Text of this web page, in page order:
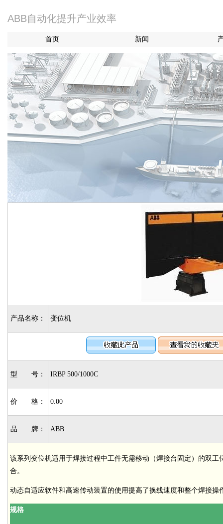
ABB自动化提升产业效率
首页 新闻
产品名称： 变位机
型 号： IRBP 500/1000C
价 格： 0.00
品 牌： ABB
该系列变位机适用于焊接过程中工件无需移动（焊接台固定）的双
合。
动态自适应软件和高速传动装置的使用提高了换线速度和整个焊接操
规格